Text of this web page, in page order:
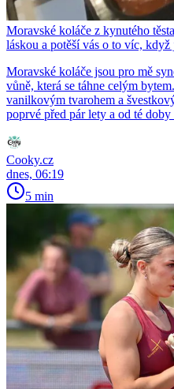
Moravské koláče z kynutého
láskou a potěší vás o to víc, když
Moravské koláče jsou pro mě
vůně, která se táhne celým
vanilkovým tvarohem a
poprvé před pár lety a od té
Cooky.cz
dnes, 06:19
5 min